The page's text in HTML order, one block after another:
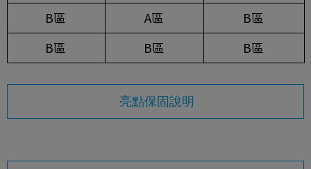
B區
A區
B區
B區
B區 B區
亮點保固說明